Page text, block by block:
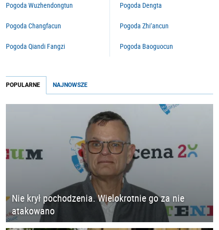
Pogoda Wuzhendongtun
Pogoda Changfacun
Pogoda Qiandi Fangzi
Pogoda Dengta
Pogoda Zhi’ancun
Pogoda Baoguocun
POPULARNE NAJNOWSZE
Nie krył pochodzenia. Wielokrotnie go za nie
atakowano